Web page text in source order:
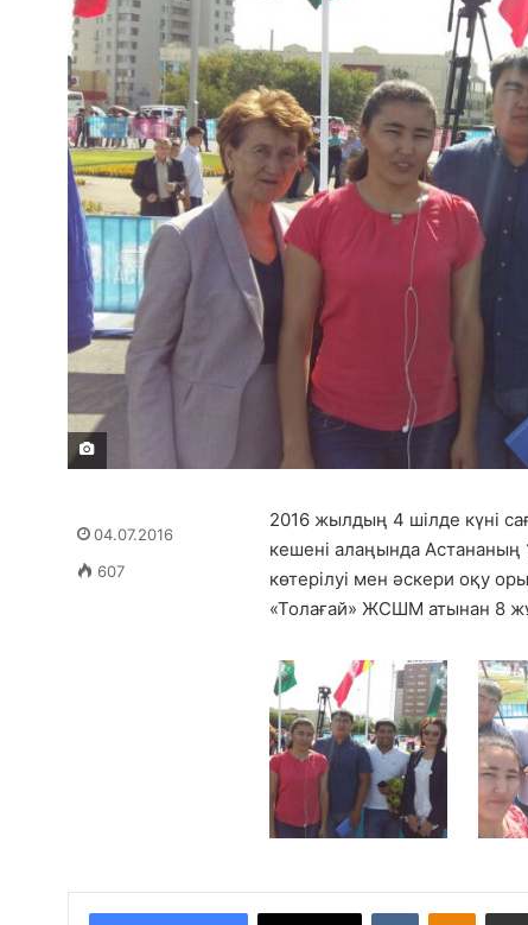
2016 жылдың 4 шілде күні
кешені алаңында
көтерілуі мен әскери оқу
«Толағай» ЖСШМ атынан 8
04.07.2016
607